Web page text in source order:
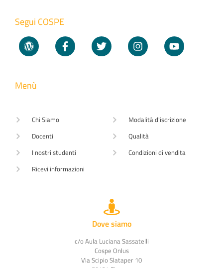
Segui COSPE
Menù
Chi Siamo
Docenti
I nostri studenti
Ricevi informazioni
Modalità d'iscrizione
Qualità
Condizioni di vendita
Dove siamo
c/o Aula Luciana Sassatelli
Cospe Onlus
Via Scipio Slataper 10